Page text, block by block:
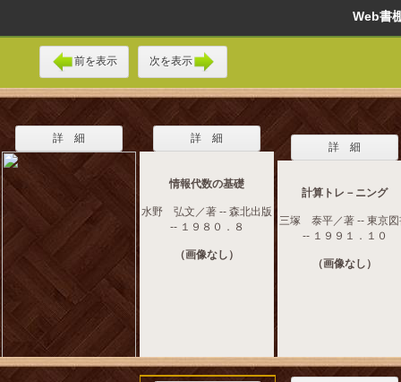
Web
前を表示 次を表示
詳 細 詳 細
情報代数の基礎
水野 弘文／著 -- 森北出版
-- １９８０．８
（画像なし）
詳 細
計算トレ－ニング
三塚 泰平／著 -- 東京図
-- １９９１．１０
（画像なし）